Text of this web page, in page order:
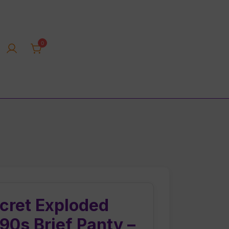
0
Exploded
Brief Panty –